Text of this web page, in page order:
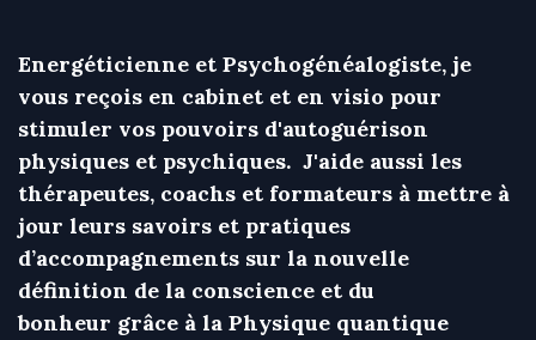
Energéticienne et Psychogénéalogiste, je
vous reçois en cabinet et en visio pour
stimuler vos pouvoirs d'autoguérison
physiques et psychiques. J'aide aussi les
thérapeutes, coachs et formateurs à mettre à
jour leurs savoirs et pratiques
d’accompagnements sur la nouvelle
définition de la conscience et du
bonheur grâce à la Physique quantique